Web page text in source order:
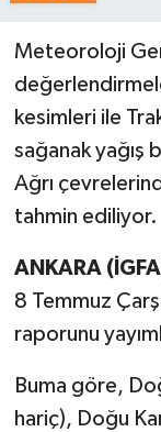
Meteoroloji
kesimleri ile
sağanak yağış
Ağrı
tahmin ediliyor.
ANKARA
8 Temmuz
raporunu
Buma göre,
hariç), Doğu